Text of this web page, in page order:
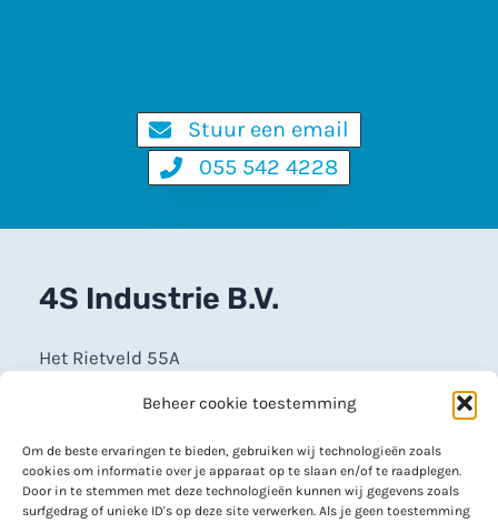
Beheer cookie toestemming
Om de beste ervaringen te bieden, gebruiken wij technologieën zoals
cookies om informatie over je apparaat op te slaan en/of te raadplegen.
Door in te stemmen met deze technologieën kunnen wij gegevens zoals
surfgedrag of unieke ID's op deze site verwerken. Als je geen toestemming
Stuur een email
055 542 4228
4S Industrie B.V.
Het Rietveld 55A
Maandag – vrijdag